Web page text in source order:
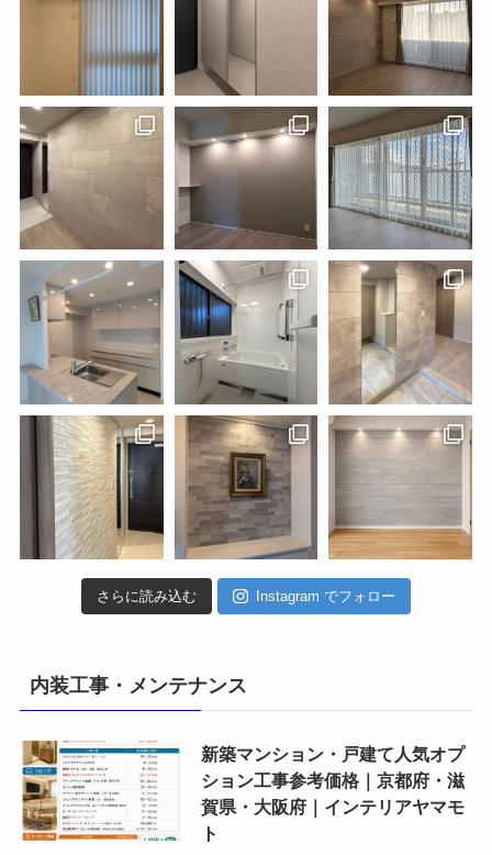
さらに読み込む Instagram でフォロー
内装工事・メンテナンス
新築マンション・戸建て人気オプ
ション工事参考価格｜京都府・滋
賀県・大阪府｜インテリアヤマモ
ト